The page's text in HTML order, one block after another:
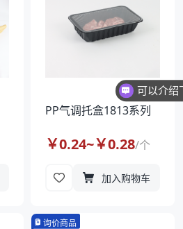
PP气调托盒1813系列
￥0.24~￥0.28/个
加入购物车
询价商品